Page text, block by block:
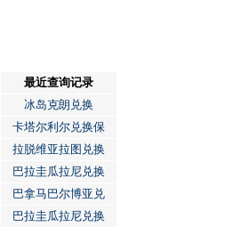
最近查询记录
冰岛克朗兑换
卡塔尔利尔兑换保
拉脱维亚拉图兑换
巴拉圭瓜拉尼兑换
巴拿马巴尔博亚兑
巴拉圭瓜拉尼兑换